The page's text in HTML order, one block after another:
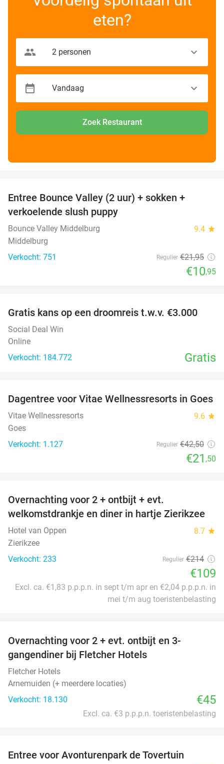
eten?
Zoek Restaurant
Entree Bounce Valley (2 uur) + sokken +
verkoelende slush puppy
Bounce Valley Middelburg 9.4 star
Middelburg
Verkocht: 751
Regulier €21,95
€10,95
Gratis kans op een droomreis t.w.v. €3.000
Social Deal Win
Online
Verkocht: 184.772
Gratis
49%
Dagentree voor Vitae Wellnessresorts in Goes
Vitae Wellnessresorts 9.6 star
Goes
Verkocht: 1.127
Regulier €42,50
€21 ,50
Overnachting voor 2 + ontbijt + evt.
welkomstdrankje en diner in hartje Zierikzee
Hotel van Oppen 8.7 star
Zierikzee
Verkocht: 233
Regulier €214
€109
Excl. ca. €1,83 p.p.p.n. in sept t/m apr en €2,04 p.p.p.n. in
mei t/m aug toeristenbelasting
Overnachting voor 2 + evt. ontbijt en 3-
gangendiner bij Fletcher Hotels
Fletcher Hotels
Arnemuiden (+ meerdere locaties)
Verkocht: 18.130
€45
Excl. ca. €3 p.p.p.n. toeristenbelasting
Entree voor Avonturenpark de Tovertuin